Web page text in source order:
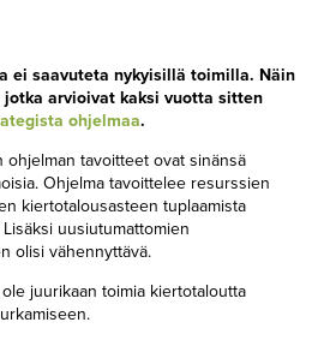
ei saavuteta nykyisillä toimilla. Näin
arvioivat kaksi vuotta sitten
ohjelmaa.
tavoitteet ovat sinänsä
Ohjelma tavoittelee resurssien
kiertotalousasteen tuplaamista
uusiutumattomien
olisi vähennyttävä.
juurikaan toimia kiertotaloutta